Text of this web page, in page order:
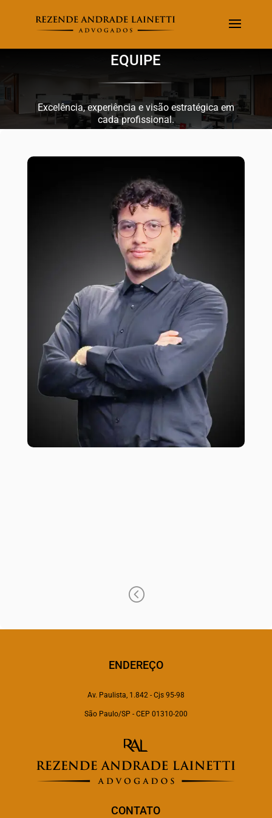
EQUIPE
Excelência, experiência e visão estratégica em
cada profissional.
<
ENDEREÇO
Av. Paulista, 1.842 - Cjs 95-98
São Paulo/SP - CEP 01310-200
CONTATO